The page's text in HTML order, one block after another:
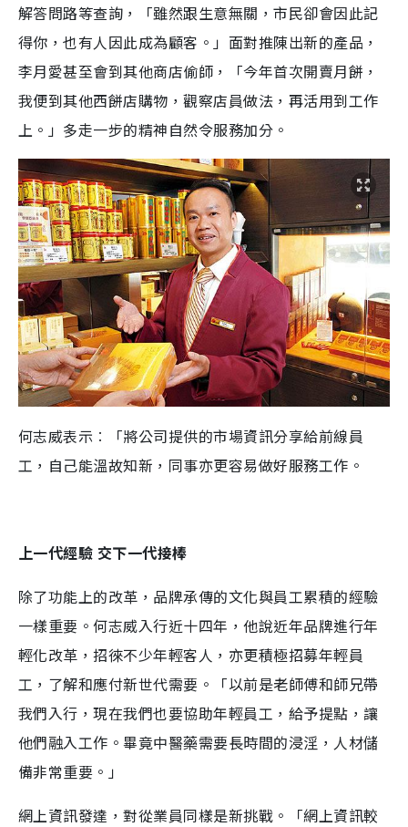
解答問路等查詢，「雖然跟生意無關，市民卻會因此記
得你，也有人因此成為顧客。」面對推陳出新的產品，
李月愛甚至會到其他商店偷師，「今年首次開賣月餅，
我便到其他西餅店購物，觀察店員做法，再活用到工作
上。」多走一步的精神自然令服務加分。
何志威表示︰「將公司提供的市場資訊分享給前線員
工，自己能溫故知新，同事亦更容易做好服務工作。
上一代經驗 交下一代接棒
除了功能上的改革，品牌承傳的文化與員工累積的經驗
一樣重要。何志威入行近十四年，他說近年品牌進行年
輕化改革，招徠不少年輕客人，亦更積極招募年輕員
工，了解和應付新世代需要。「以前是老師傅和師兄帶
我們入行，現在我們也要協助年輕員工，給予提點，讓
他們融入工作。畢竟中醫藥需要長時間的浸淫，人材儲
備非常重要。」
網上資訊發達，對從業員同樣是新挑戰。「網上資訊較